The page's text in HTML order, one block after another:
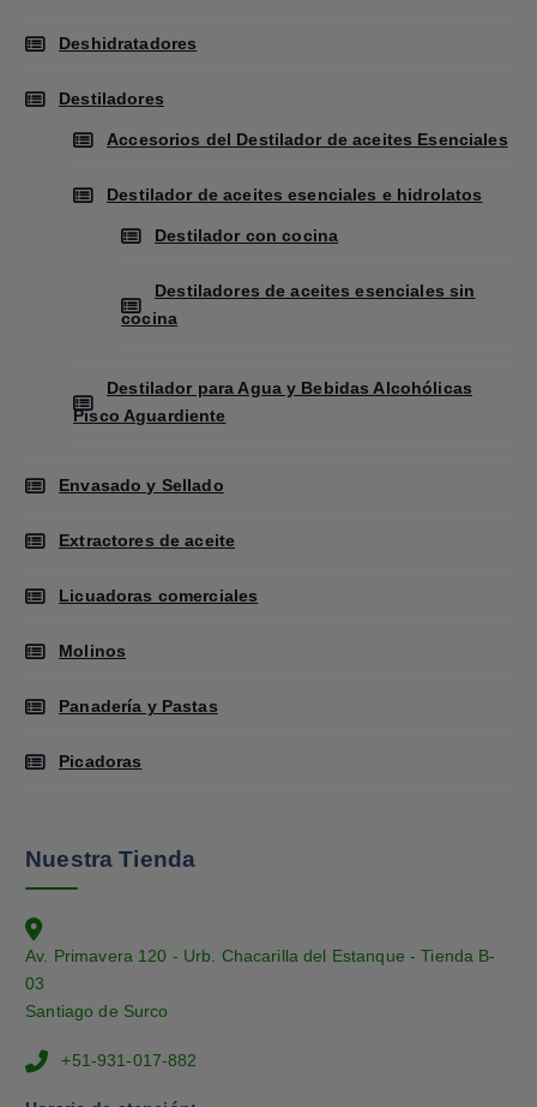
Deshidratadores
Destiladores
Accesorios del Destilador de aceites Esenciales
Destilador de aceites esenciales e hidrolatos
Destilador con cocina
Destiladores de aceites esenciales sin
cocina
Destilador para Agua y Bebidas Alcohólicas
Pisco Aguardiente
Envasado y Sellado
Extractores de aceite
Licuadoras comerciales
Molinos
Panadería y Pastas
Picadoras
Nuestra Tienda
Av. Primavera 120 - Urb. Chacarilla del Estanque - Tienda B-
03
Santiago de Surco
+51-931-017-882